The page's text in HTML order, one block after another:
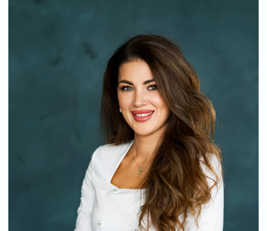
Общество с ограниченной ответственностью «Высота»
ИНН: 7704538133 / ОГРН: 1047796894199
Пожилов Ярослав Валерьевич,
генеральный директор ООО «Высота»
okeansmyslov@yandex.ru
121552, г. Москва, ул. Ярцевская, д.25А ТК Трамплин, 4 этаж
© ООО «Высота». Все права защищены. 2022
Политика конфиденциальности
Сведения о медицинской организации
Правовая информация